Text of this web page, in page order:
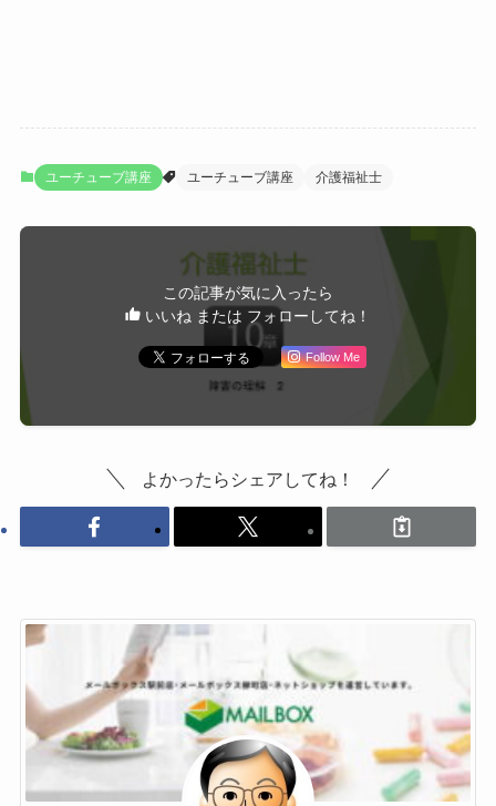
ユーチューブ講座 ユーチューブ講座 介護福祉士
この記事が気に入ったら
いいね または フォローしてね！
Follow Me
よかったらシェアしてね！